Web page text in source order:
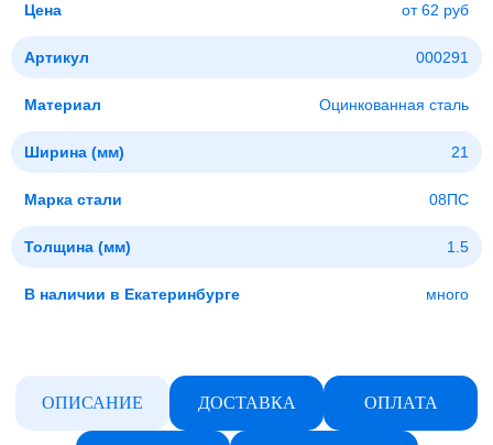
Цена от 62 руб
Артикул 000291
Материал Оцинкованная сталь
Ширина (мм) 21
Марка стали 08ПС
Толщина (мм) 1.5
В наличии в Екатеринбурге много
ОПИСАНИЕ ДОСТАВКА ОПЛАТА